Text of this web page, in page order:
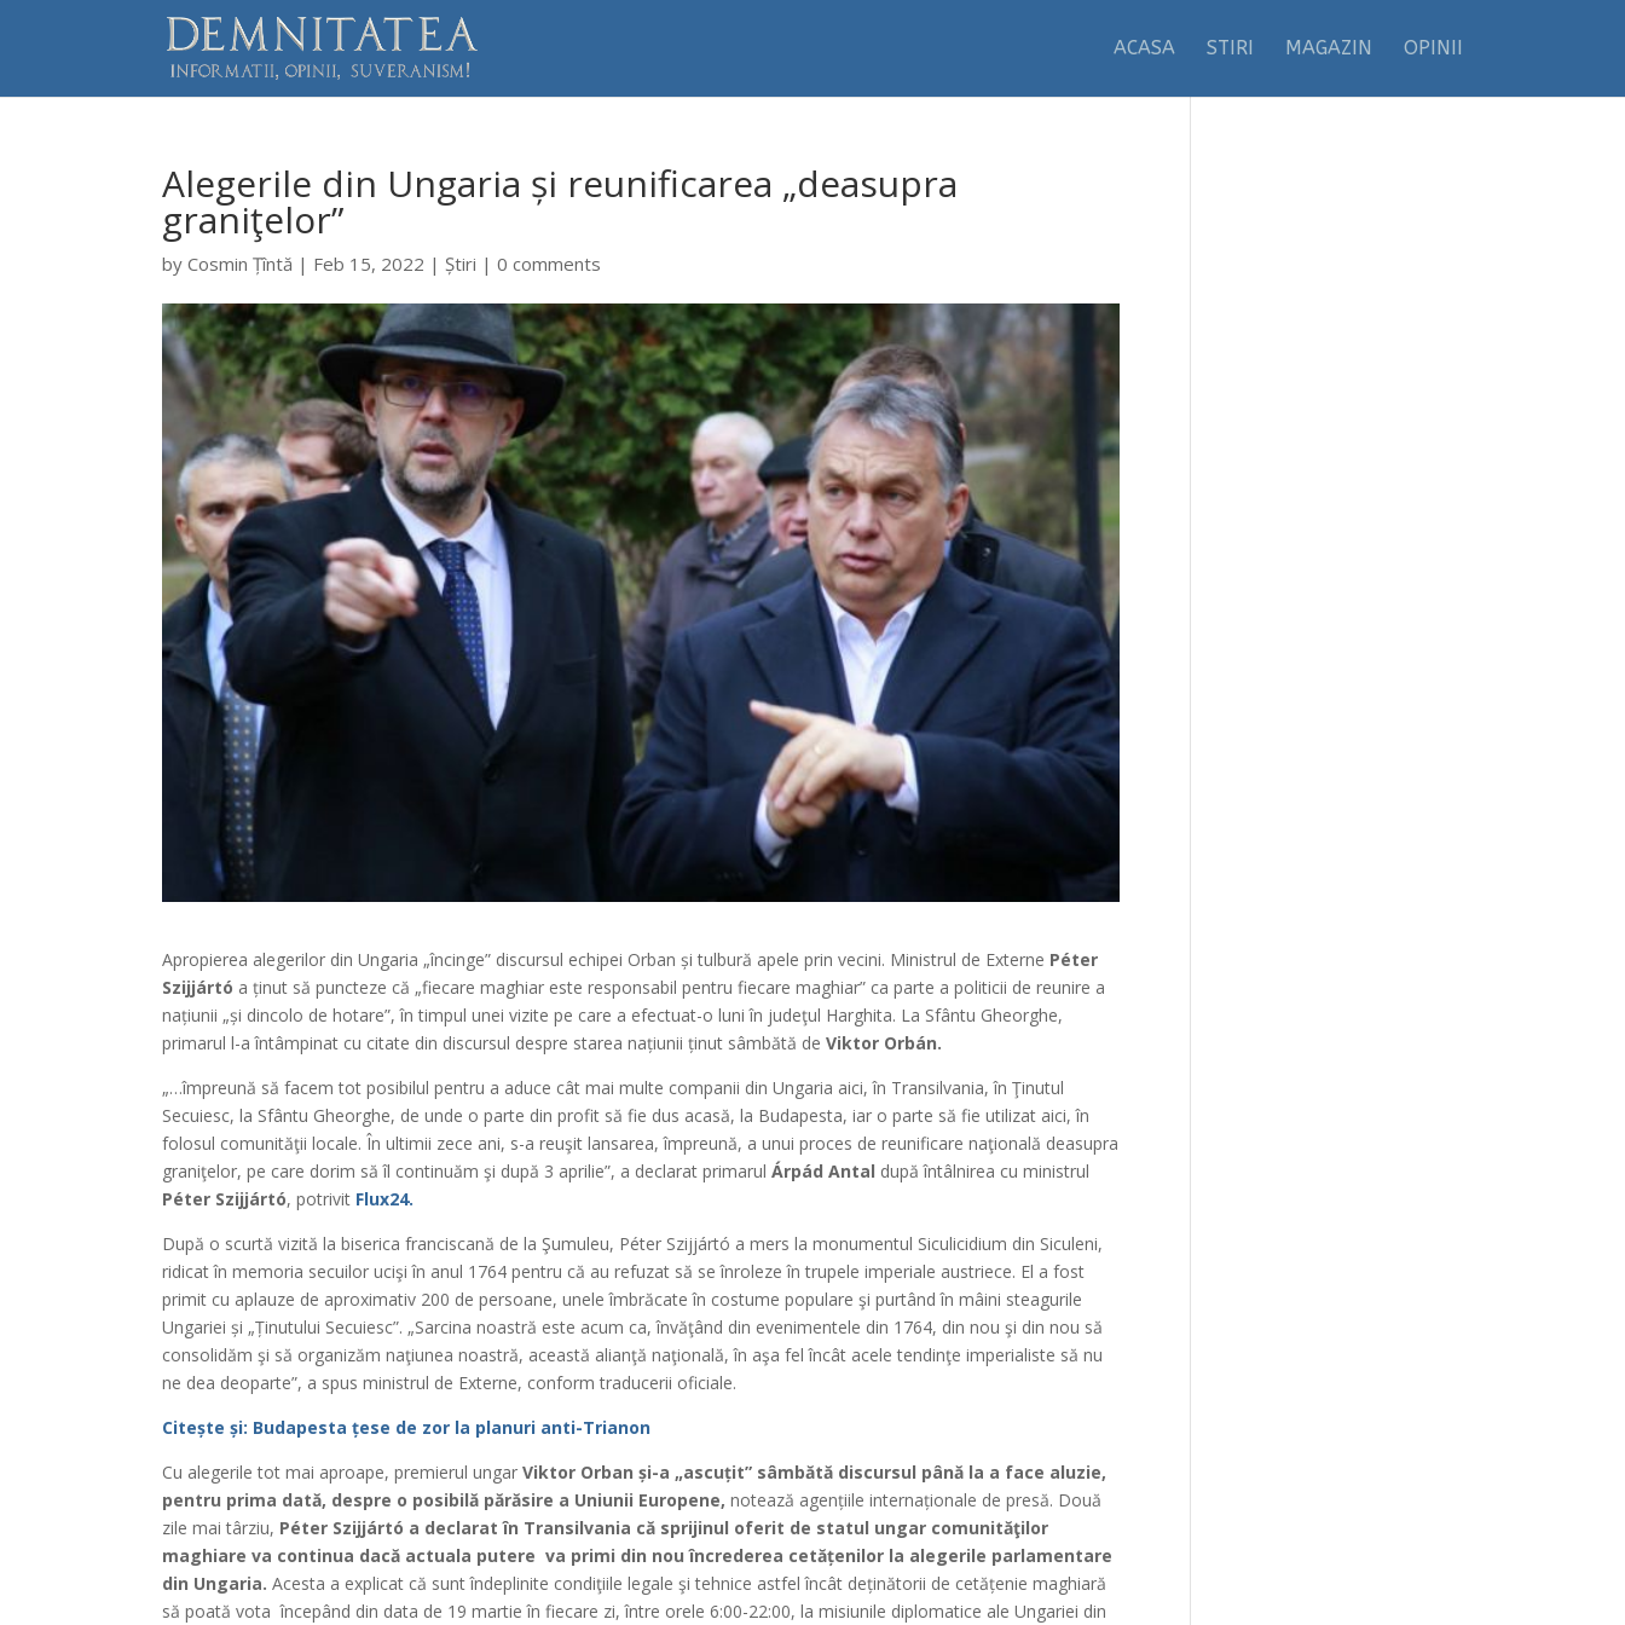
ACASA STIRI MAGAZIN OPINII
Alegerile din Ungaria și reunificarea „deasupra
graniţelor”
byCosmin Țîntă | Feb 15, 2022 |Știri |0 comments
Apropierea alegerilor din Ungaria „încinge” discursul echipei Orban și tulbură apele prin vecini. Ministrul de Externe Péter
Szijjártó a ținut să puncteze că „fiecare maghiar este responsabil pentru fiecare maghiar” ca parte a politicii de reunire a
națiunii „și dincolo de hotare”, în timpul unei vizite pe care a efectuat-o luni în judeţul Harghita. La Sfântu Gheorghe,
primarul l-a întâmpinat cu citate din discursul despre starea națiunii ținut sâmbătă deViktor Orbán.
„…împreună să facem tot posibilul pentru a aduce cât mai multe companii din Ungaria aici, în Transilvania, în Ţinutul
Secuiesc, la Sfântu Gheorghe, de unde o parte din profit să fie dus acasă, la Budapesta, iar o parte să fie utilizat aici, în
folosul comunităţii locale. În ultimii zece ani, s-a reuşit lansarea, împreună, a unui proces de reunificare naţională deasupra
graniţelor, pe care dorim să îl continuăm şi după 3 aprilie”, a declarat primarulÁrpád Antal după întâlnirea cu ministrul
Péter Szijjártó, potrivit Flux24.
După o scurtă vizită la biserica franciscană de la Şumuleu, Péter Szijjártó a mers la monumentul Siculicidium din Siculeni,
ridicat în memoria secuilor ucişi în anul 1764 pentru că au refuzat să se înroleze în trupele imperiale austriece. El a fost
primit cu aplauze de aproximativ 200 de persoane, unele îmbrăcate în costume populare şi purtând în mâini steagurile
Ungariei și „Ținutului Secuiesc”. „Sarcina noastră este acum ca, învăţând din evenimentele din 1764, din nou şi din nou să
consolidăm şi să organizăm naţiunea noastră, această alianţă naţională, în aşa fel încât acele tendinţe imperialiste să nu
ne dea deoparte”, a spus ministrul de Externe, conform traducerii oficiale.
Citește și: Budapesta țese de zor la planuri anti-Trianon
Cu alegerile tot mai aproape, premierul ungarViktor Orban și-a „ascuțit” sâmbătă discursul până la a face aluzie,
pentru prima dată, despre o posibilă părăsire a Uniunii Europene,notează agențiile internaționale de presă. Două
zile mai târziu, Péter Szijjártó a declarat în Transilvania că sprijinul oferit de statul ungar comunităţilor
maghiare va continua dacă actuala putere va primi din nou încrederea cetățenilor la alegerile parlamentare
din Ungaria.Acesta a explicat că sunt îndeplinite condiţiile legale şi tehnice astfel încât deținătorii de cetățenie maghiară
să poată vota începând din data de 19 martie în fiecare zi, între orele 6:00-22:00, la misiunile diplomatice ale Ungariei din